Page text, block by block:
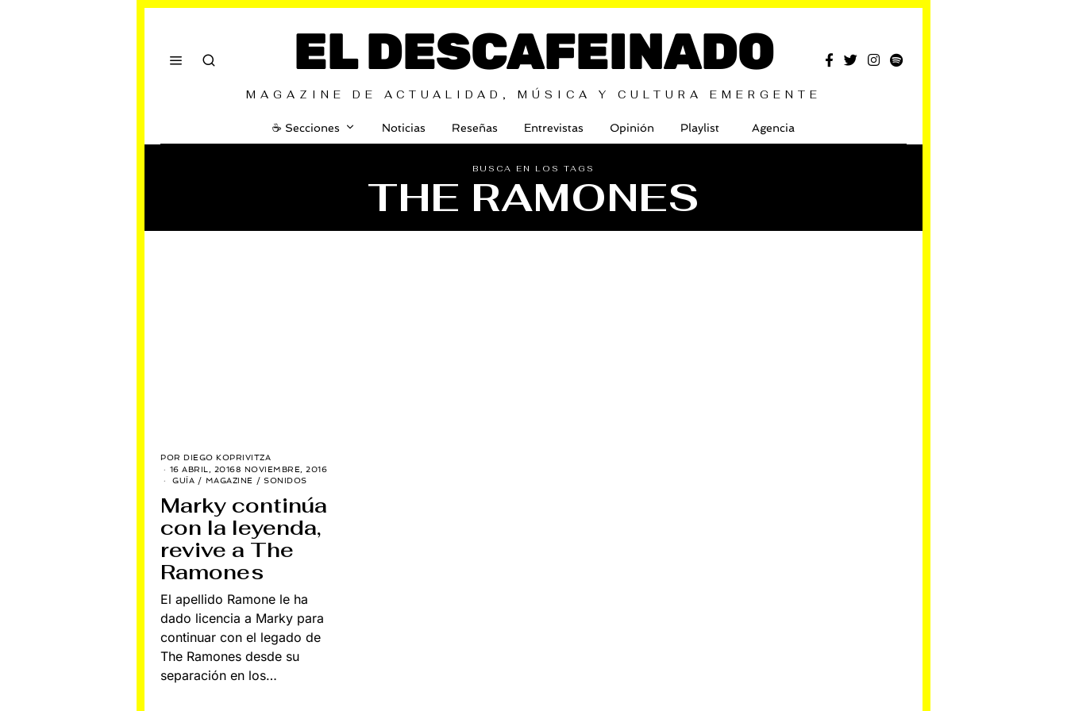
EL DESCAFEINADO
MAGAZINE DE ACTUALIDAD, MÚSICA Y CULTURA EMERGENTE
☕️ Secciones Noticias Reseñas Entrevistas Opinión Playlist Agencia
BUSCA EN LOS TAGS
THE RAMONES
POR DIEGO KOPRIVITZA
16 ABRIL, 20168 NOVIEMBRE, 2016
GUÍA / MAGAZINE / SONIDOS
Marky continúa
con la leyenda,
revive a The
Ramones
El apellido Ramone le ha
dado licencia a Marky para
continuar con el legado de
The Ramones desde su
separación en los…